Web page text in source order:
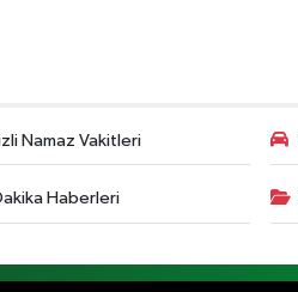
Namaz Vakitleri
Haberleri